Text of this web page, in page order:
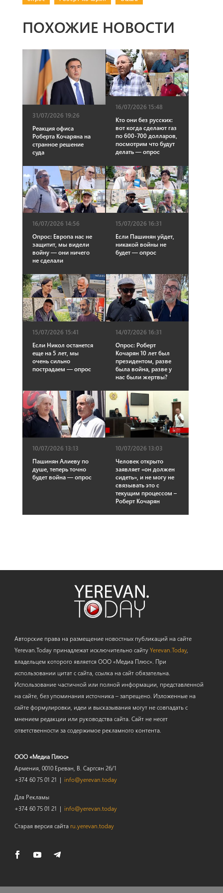
ПОХОЖИЕ НОВОСТИ
31/07/2026 19:26
Реакция офиса
Роберта Кочаряна на
странное решение
суда
16/07/2026 15:48
Кто они без русских:
вот когда сделают газ
по 600-700 долларов,
посмотрим что будут
делать — опрос
16/07/2026 14:56
Опрос: Европа нас не
защитит, мы видели
войну — они ничего
не сделали
15/07/2026 16:31
Если Пашинян уйдет,
никакой войны не
будет — опрос
15/07/2026 15:41
Если Никол останется
еще на 5 лет, мы
очень сильно
пострадаем — опрос
14/07/2026 16:31
Опрос: Роберт
Кочарян 10 лет был
президентом, разве
была война, разве у
нас были жертвы?
10/07/2026 13:13
Пашинян Алиеву по
душе, теперь точно
будет война — опрос
10/07/2026 13:03
Человек открыто
заявляет «он должен
сидеть», и не могу не
связывать это с
текущим процессом –
Роберт Кочарян
Авторские права на размещение новостных публикаций на сайте
Yerevan.Today принадлежат исключительно сайтуYerevan.Today,
владельцем которого является ООО «Медиа Плюс». При
использовании цитат с сайта, ссылка на сайт обязательна.
Использование частичной или полной информации, представленной
на сайте, без упоминания источника – запрещено. Изложенные на
сайте формулировки, идеи и высказывания могут не совпадать с
мнением редакции или руководства сайта. Сайт не несет
ответственности за содержимое рекламного контента.
ООО «Медиа Плюс»
Армения, 0010 Ереван, В. Саргсян 26/1
+374 60 75 01 21 | info@yerevan.today
Для Рекламы
+374 60 75 01 21 | info@yerevan.today
Старая версия сайта ru.yerevan.today